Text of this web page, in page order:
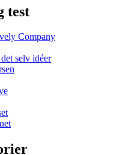
test
Company
selv idéer